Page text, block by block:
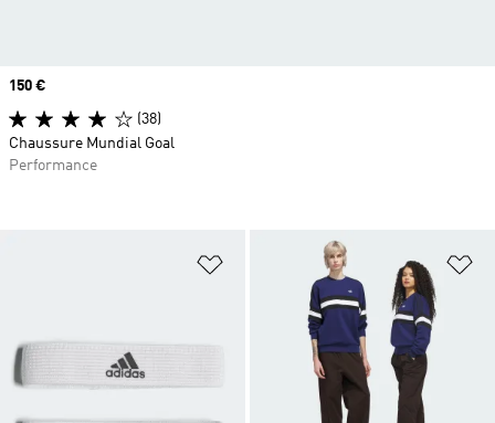
Ajouter à la Liste de produits
Prix
150 €
(38)
Chaussure Mundial Goal
Performance